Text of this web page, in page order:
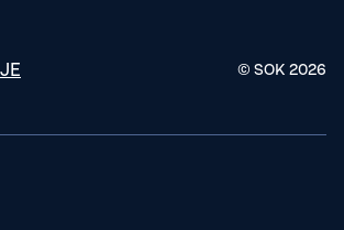
© SOK 2026